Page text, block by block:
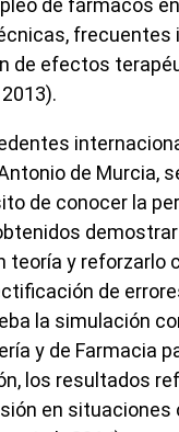
de fármacos
de efectos
de
de conocer la
teoría y reforzarlo
de
la simulación
y de Farmacia
los resultados
en